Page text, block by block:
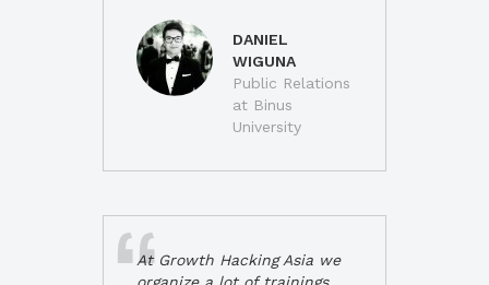
DANIEL
WIGUNA
Public Relations
at Binus
University
At Growth Hacking Asia we